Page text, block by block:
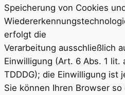
Speicherung von Cookies
erfolgt die
Verarbeitung ausschließlich
Einwilligung (Art. 6 Abs. 1 lit.
TDDDG); die Einwilligung ist
Sie können Ihren Browser